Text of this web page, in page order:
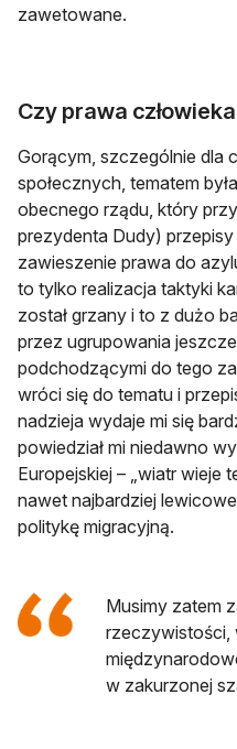
zawetowane.
Czy prawa
Gorącym, szczególnie dla
społecznych, tematem
obecnego rządu, który
prezydenta Dudy)
zawieszenie prawa do
to tylko realizacja taktyki
został grzany i to z dużo
przez ugrupowania
podchodzącymi do tego
wróci się do tematu i
nadzieja wydaje mi się
powiedział mi niedawno
Europejskiej – „wiatr wieje
nawet najbardziej
politykę migracyjną.
Musimy zatem
rzeczywistości,
w zakurzonej